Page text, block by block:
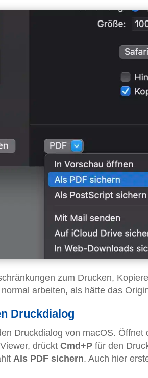
zum Drucken,
arbeiten, als hätte das
Druckdialog
Druckdialog von macOS. Öffnet
drückt Cmd+P für den
Als PDF sichern. Auch hier